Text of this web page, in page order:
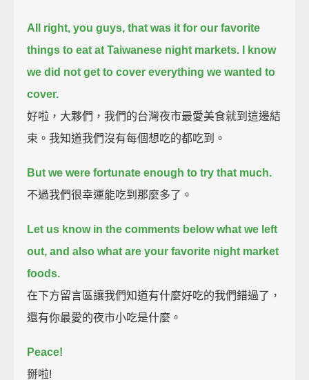
All right, you guys, that was it for our favorite
things to eat at Taiwanese night markets.
I know
we did not get to cover everything we wanted to
cover.
好啦，大夥們，我們的台灣夜市最愛美食就到這邊結
束。我知道我們沒有每個想吃的都吃到。
But we were fortunate enough to try that much.
不過我們很幸運能吃到那麼多了。
Let us know in the comments below what we left
out, and also what are your favorite night market
foods.
在下方留言區讓我們知道有什麼好吃的我們錯過了，
還有你最愛的夜市小吃是什麼。
Peace!
掰啦!